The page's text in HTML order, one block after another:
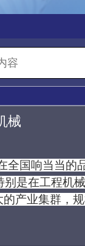
械
全国响当当的
是在工程机械
产业集群，